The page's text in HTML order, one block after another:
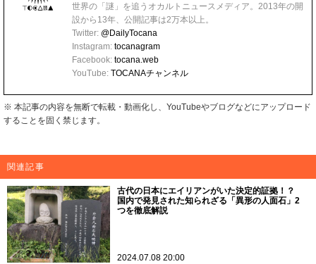
世界の「謎」を追うオカルトニュースメディア。2013年の開
設から13年、公開記事は2万本以上。
Twitter: @DailyTocana
Instagram: tocanagram
Facebook: tocana.web
YouTube: TOCANAチャンネル
※ 本記事の内容を無断で転載・動画化し、YouTubeやブログなどにアップロード
することを固く禁じます。
関連記事
古代の日本にエイリアンがいた決定的証拠！？
国内で発見された知られざる「異形の人面石」2
つを徹底解説
2024.07.08 20:00